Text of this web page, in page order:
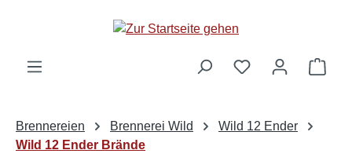
Brennereien Brennerei Wild
Wild 12 Ender
Wild 12 Ender Brände